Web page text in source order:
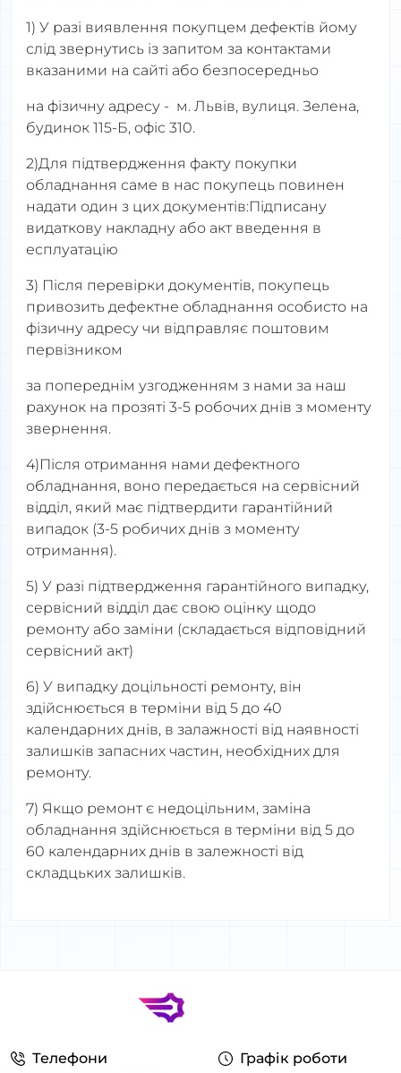
1) У разі виявлення покупцем дефектів йому
слід звернутись із запитом за контактами
вказаними на сайті або безпосередньо
на фізичну адресу - м. Львів, вулиця. Зелена,
будинок 115-Б, офіс 310.
2)Для підтвердження факту покупки
обладнання саме в нас покупець повинен
надати один з цих документів:Підписану
видаткову накладну або акт введення в
есплуатацію
3) Після перевірки документів, покупець
привозить дефектне обладнання особисто на
фізичну адресу чи відправляє поштовим
первізником
за попереднім узгодженням з нами за наш
рахунок на прозяті 3-5 робочих днів з моменту
звернення.
4)Після отримання нами дефектного
обладнання, воно передається на сервісний
відділ, який має підтвердити гарантійний
випадок (3-5 робичих днів з моменту
отримання).
5) У разі підтвердження гарантійного випадку,
сервісний відділ дає свою оцінку щодо
ремонту або заміни (складається відповідний
сервісний акт)
6) У випадку доцільності ремонту, він
здійснюється в терміни від 5 до 40
календарних днів, в залажності від наявності
залишків запасних частин, необхідних для
ремонту.
7) Якщо ремонт є недоцільним, заміна
обладнання здійснюється в терміни від 5 до
60 календарних днів в залежності від
складцьких залишків.
Телефони Графік роботи